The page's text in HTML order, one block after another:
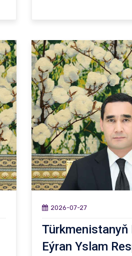
2026-07-27
Türkmenistanyň
Eýran Yslam